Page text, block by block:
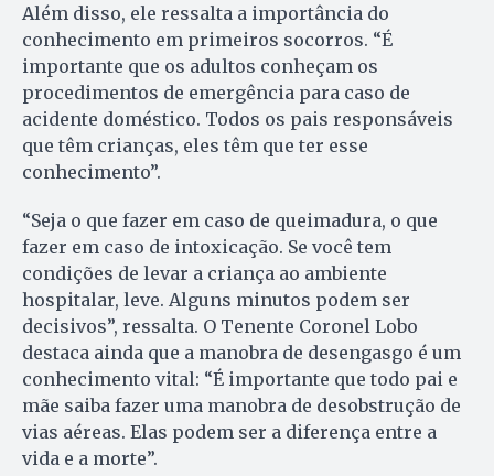
Além disso, ele ressalta a importância do
conhecimento em primeiros socorros. “É
importante que os adultos conheçam os
procedimentos de emergência para caso de
acidente doméstico. Todos os pais responsáveis
que têm crianças, eles têm que ter esse
conhecimento”.
“Seja o que fazer em caso de queimadura, o que
fazer em caso de intoxicação. Se você tem
condições de levar a criança ao ambiente
hospitalar, leve. Alguns minutos podem ser
decisivos”, ressalta. O Tenente Coronel Lobo
destaca ainda que a manobra de desengasgo é um
conhecimento vital: “É importante que todo pai e
mãe saiba fazer uma manobra de desobstrução de
vias aéreas. Elas podem ser a diferença entre a
vida e a morte”.